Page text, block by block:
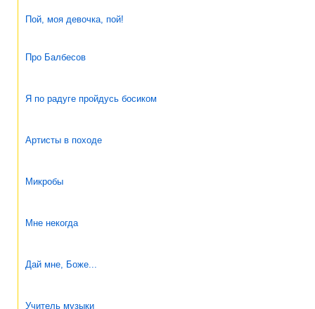
Пой, моя девочка, пой!
Про Балбесов
Я по радуге пройдусь босиком
Артисты в походе
Микробы
Мне некогда
Дай мне, Боже...
Учитель музыки